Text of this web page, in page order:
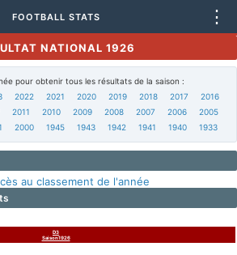
FOOTBALL STATS ⋮
NATIONAL 1926
pour obtenir tous les résultats de la saison :
2022 2021 2020 2019 2018 2017
2016
2011 2010 2009 2008 2007 2006
2005
2000 1945 1943 1942 1941 1940 1933
au classement de l'année
D3
Saison1926